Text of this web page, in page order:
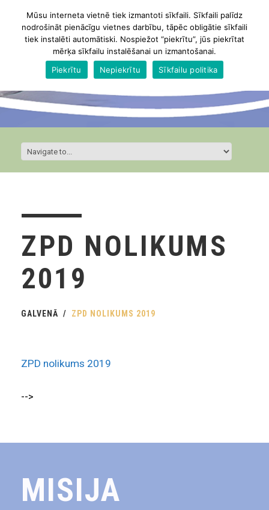
ZPD NOLIKUMS
2019
GALVENĀ ZPD NOLIKUMS 2019
ZPD nolikums 2019
-->
MISIJA
Mūsu interneta vietnē tiek izmantoti sīkfaili. Sīkfaili palīdz
nodrošināt pienācīgu vietnes darbību, tāpēc obligātie sīkfaili
tiek instalēti automātiski. Nospiežot “piekrītu”, jūs piekrītat
mērķa sīkfailu instalēšanai un izmantošanai.
Piekrītu
Nepiekrītu Sīkfailu politika